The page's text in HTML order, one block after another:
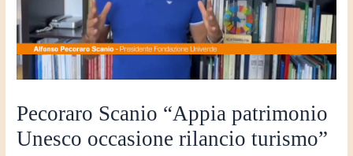
Pecoraro Scanio “Appia patrimonio
Unesco occasione rilancio turismo”